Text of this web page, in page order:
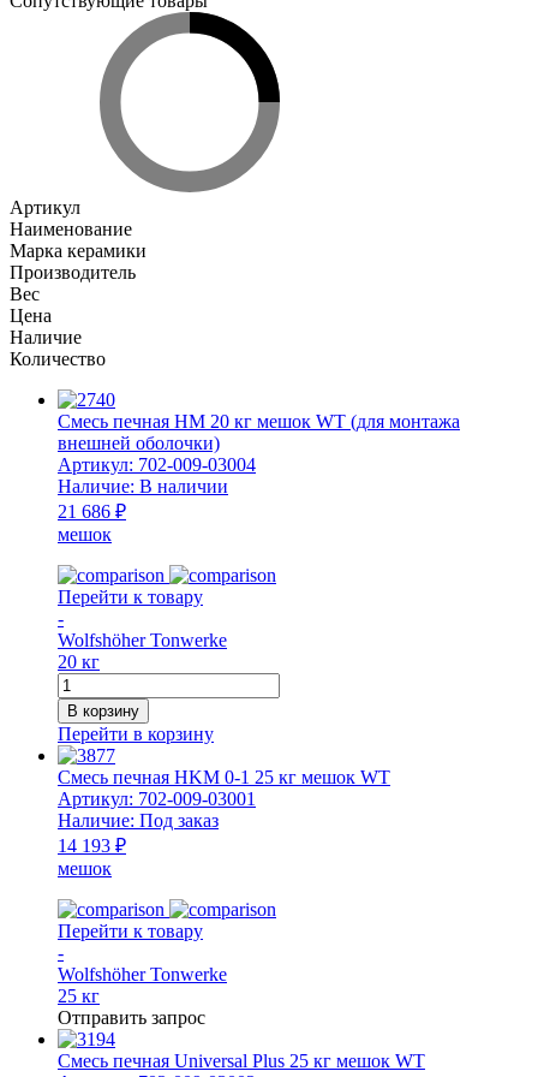
Артикул
Наименование
Марка керамики
Производитель
Вес
Цена
Наличие
Количество
Смесь печная НМ 20 кг мешок WT (для монтажа
внешней оболочки)
Артикул: 702-009-03004
Наличие: В наличии
21 686 ₽
мешок
Перейти к товару
-
Wolfshöher Tonwerke
20 кг
Количество
товара
Смесь
печная
НМ
20
кг
мешок
WT
(для
монтажа
внешней
оболочки)
В корзину
Перейти в корзину
Смесь печная HKM 0-1 25 кг мешок WT
Артикул: 702-009-03001
Наличие: Под заказ
14 193 ₽
мешок
Перейти к товару
-
Wolfshöher Tonwerke
25 кг
Отправить запрос
Смесь печная Universal Plus 25 кг мешок WT